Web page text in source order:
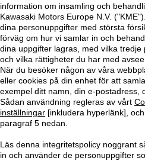
information om insamling och
Kawasaki Motors Europe N.V.
dina personuppgifter med största
förväg om hur vi samlar in och
dina uppgifter lagras, med vilka
och vilka rättigheter du har med
När du besöker någon av våra
eller cookies på din enhet för att
exempel ditt namn, din e-postadress,
Sådan användning regleras av vårt
inställningar [inkludera hyperlänk],
paragraf 5 nedan.
Läs denna integritetspolicy noggrant
in och använder de personuppgifter